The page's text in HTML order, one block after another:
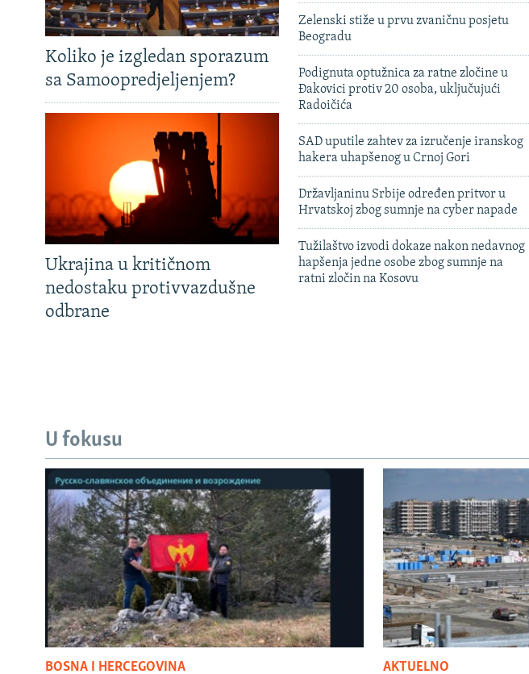
Koliko je izgledan sporazum
sa Samoopredjeljenjem?
Ukrajina u kritičnom
nedostaku protivvazdušne
odbrane
Zelenski stiže u prvu zvaničnu posjetu
Beogradu
Podignuta optužnica za ratne zločine u
Đakovici protiv 20 osoba, uključujući
Radoičića
SAD uputile zahtev za izručenje iranskog
hakera uhapšenog u Crnoj Gori
Državljaninu Srbije određen pritvor u
Hrvatskoj zbog sumnje na cyber napade
Tužilaštvo izvodi dokaze nakon nedavnog
hapšenja jedne osobe zbog sumnje na
ratni zločin na Kosovu
U fokusu
BOSNA I HERCEGOVINA AKTUELNO